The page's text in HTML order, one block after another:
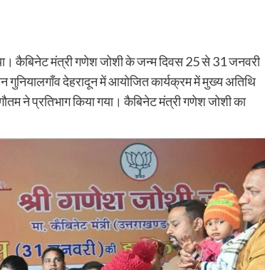
कैबिनेट मंत्री गणेश जोशी के जन्म दिवस 25 से 31 जनवरी
देहरादून में आयोजित कार्यक्रम में मुख्य अतिथि
ने प्रतिभाग किया गया। कैबिनेट मंत्री गणेश जोशी का